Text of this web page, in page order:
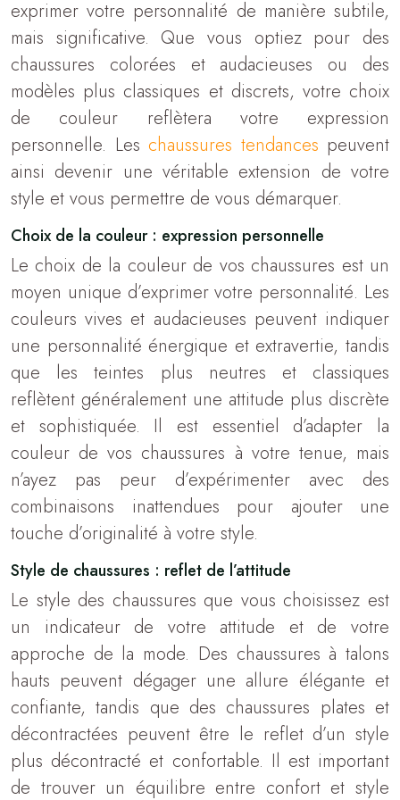
exprimer votre personnalité de manière subtile,
mais significative. Que vous optiez pour des
chaussures colorées et audacieuses ou des
modèles plus classiques et discrets, votre choix
de couleur reflètera votre expression
personnelle. Les chaussures tendances peuvent
ainsi devenir une véritable extension de votre
style et vous permettre de vous démarquer.
Choix de la couleur : expression personnelle
Le choix de la couleur de vos chaussures est un
moyen unique d’exprimer votre personnalité. Les
couleurs vives et audacieuses peuvent indiquer
une personnalité énergique et extravertie, tandis
que les teintes plus neutres et classiques
reflètent généralement une attitude plus discrète
et sophistiquée. Il est essentiel d’adapter la
couleur de vos chaussures à votre tenue, mais
n’ayez pas peur d’expérimenter avec des
combinaisons inattendues pour ajouter une
touche d’originalité à votre style.
Style de chaussures : reflet de l’attitude
Le style des chaussures que vous choisissez est
un indicateur de votre attitude et de votre
approche de la mode. Des chaussures à talons
hauts peuvent dégager une allure élégante et
confiante, tandis que des chaussures plates et
décontractées peuvent être le reflet d’un style
plus décontracté et confortable. Il est important
de trouver un équilibre entre confort et style